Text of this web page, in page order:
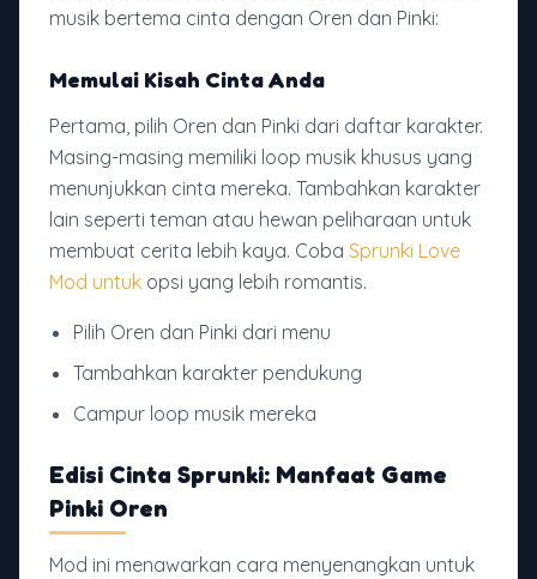
musik bertema cinta dengan Oren dan Pinki:
Memulai Kisah Cinta Anda
Pertama, pilih Oren dan Pinki dari daftar karakter.
Masing-masing memiliki loop musik khusus yang
menunjukkan cinta mereka. Tambahkan karakter
lain seperti teman atau hewan peliharaan untuk
membuat cerita lebih kaya. Coba Sprunki Love
Mod untuk opsi yang lebih romantis.
Pilih Oren dan Pinki dari menu
Tambahkan karakter pendukung
Campur loop musik mereka
Edisi Cinta Sprunki: Manfaat Game
Pinki Oren
Mod ini menawarkan cara menyenangkan untuk